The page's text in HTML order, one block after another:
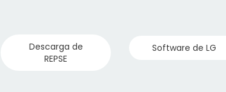
Descarga de
REPSE
Software de LG